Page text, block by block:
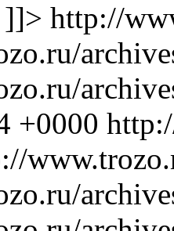
]]> http://
+0000